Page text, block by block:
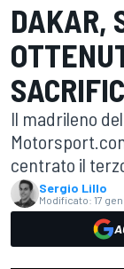
DAKAR,
Il madrileno
centrato il
Sergio Lillo
Modificato: 17